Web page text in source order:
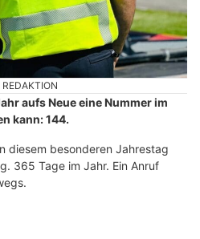
aufs Neue eine Nummer im
kann: 144.
diesem besonderen Jahrestag
365 Tage im Jahr. Ein Anruf